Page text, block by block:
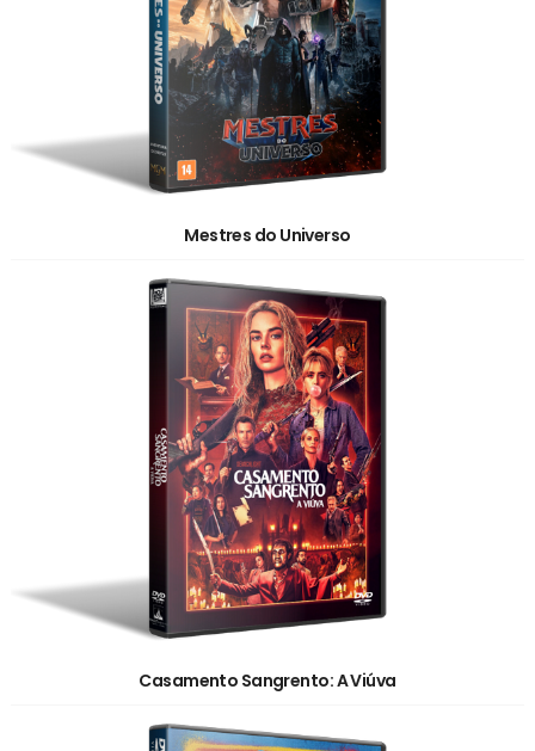
Mestres do Universo
Casamento Sangrento: A Viúva